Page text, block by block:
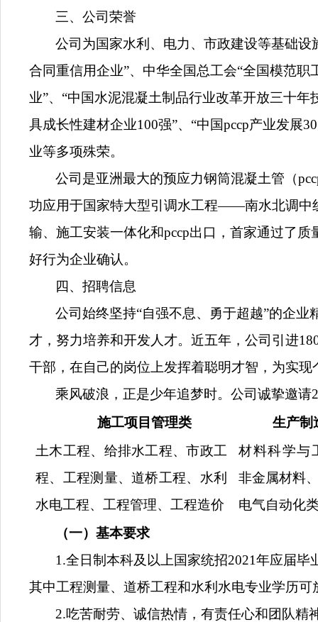
三、公司荣誉
公司为国家水利、电力、市政建设等基础
合同重信用企业”、中华全国总工会“全国模范
业”、“中国水泥混凝土制品行业改革开放三十
具成长性建材企业100强”、“中国pccp产业发展
业等多项殊荣。
公司是亚洲最大的预应力钢筒混凝土管（
功应用于国家特大型引调水工程——南水北调中
输、施工安装一体化和pccp出口，首家通过了
好行为企业确认。
四、招聘信息
公司始终坚持“自强不息、勇于超越”的企
才，努力培养和开发人才。近五年，公司引进
干部，在自己的岗位上发挥着聪明才智， 为实现
乘风破浪，正是少年追梦时。公司诚挚邀请
施工项目管理类
生产制
土木工程、给排水工程、市政工
程、工程测量、道桥工程、水利
水电工程、工程管理、工程造价
材料科学与
非金属材料
电气自动化
（一）基本要求
1.全日制本科及以上国家统招2021年应届毕
其中工程测量、道桥工程和水利水电专业学历可
2.吃苦耐劳、诚信热情，有责任心和团队